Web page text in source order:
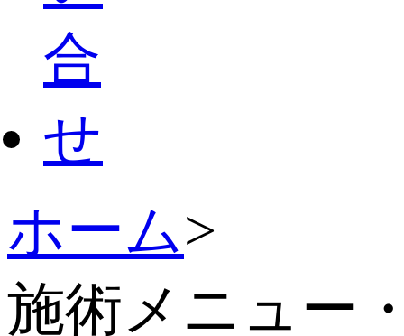
ホーム>
施術メニュー